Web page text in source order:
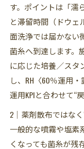
す。ポイントは「濡
と滞留時間（ドウェ
面洗浄では届かない
菌糸へ到達します。
に応じた培養／スタ
し、RH〈60％運用
運用KPIと合わせて“
2｜薬剤散布ではな
一般的な噴霧や塩素
くなっても菌糸が残